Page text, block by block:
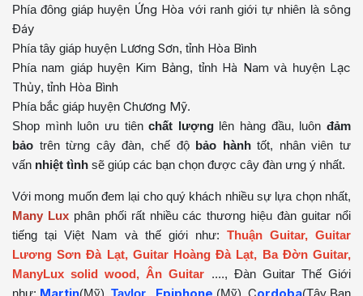
Phía đông giáp huyện Ứng Hòa với ranh giới tự nhiên làsông
Đáy
Phía tây giáp huyện Lương Sơn, tỉnh Hòa Bình
Phía nam giáp huyện Kim Bảng, tỉnh Hà Nam và huyện Lạc
Thủy, tỉnh Hòa Bình
Phía bắc giáp huyện Chương Mỹ.
Shop mình luôn ưu tiênchất lượnglên hàng đầu, luôn đảm
bảo trên từng cây đàn, chế độ bảo hànhtốt, nhân viên tư
vấn nhiệt tình sẽ giúp các bạn chọn được cây đàn ưng ý nhất.
Với mong muốn đem lại cho quý khách nhiều sự lựa chọn nhất,
Many Lux phân phối rất nhiều các thương hiệu đàn guitar nổi
tiếng tại Việt Nam và thế giới như: Thuận Guitar, Guitar
Lương Sơn Đà Lạt, Guitar Hoàng Đà Lạt, Ba Đờn Guitar,
ManyLux solid wood, Ân Guitar ...., Đàn Guitar Thế Giới